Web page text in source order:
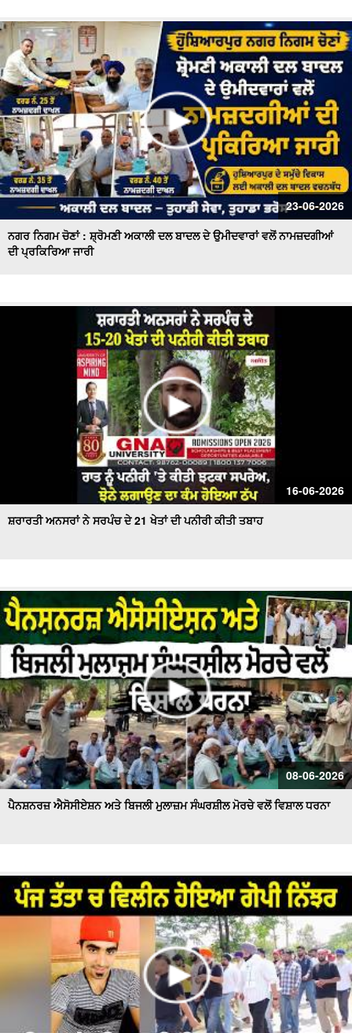
23-06-2026
ਨਗਰ ਨਿਗਮ ਚੋਣਾਂ : ਸ਼੍ਰੋਮਣੀ ਅਕਾਲੀ ਦਲ ਬਾਦਲ ਦੇ ਉਮੀਦਵਾਰਾਂ ਵਲੋਂ ਨਾਮਜ਼ਦਗੀਆਂ
ਦੀ ਪ੍ਰਕਿਰਿਆ ਜਾਰੀ
16-06-2026
ਸ਼ਰਾਰਤੀ ਅਨਸਰਾਂ ਨੇ ਸਰਪੰਚ ਦੇ 21 ਖੇਤਾਂ ਦੀ ਪਨੀਰੀ ਕੀਤੀ ਤਬਾਹ
08-06-2026
ਪੈਨਸ਼ਨਰਜ਼ ਐਸੋਸੀਏਸ਼ਨ ਅਤੇ ਬਿਜਲੀ ਮੁਲਾਜ਼ਮ ਸੰਘਰਸ਼ੀਲ ਮੋਰਚੇ ਵਲੋਂ ਵਿਸ਼ਾਲ ਧਰਨਾ